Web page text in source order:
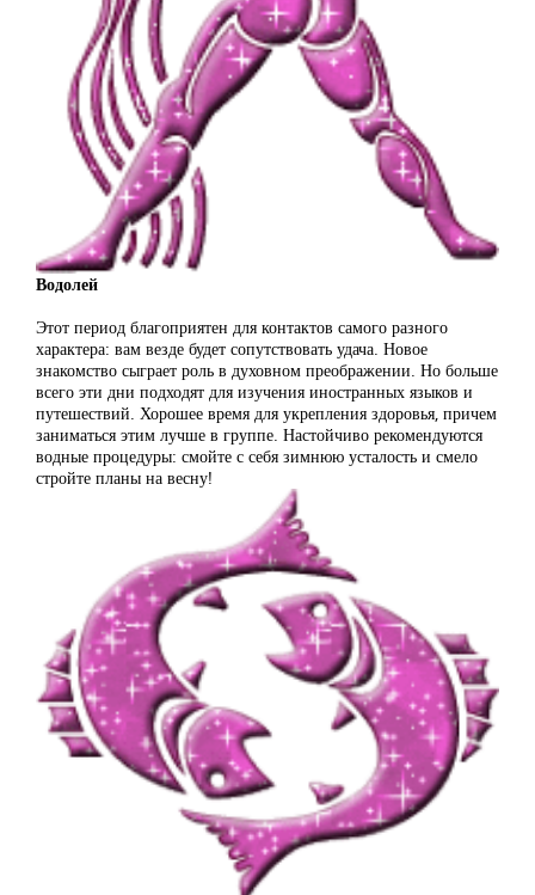
Водолей
Этот период благоприятен для контактов самого разного
характера: вам везде будет сопутствовать удача. Новое
знакомство сыграет роль в духовном преображении. Но больше
всего эти дни подходят для изучения иностранных языков и
путешествий. Хорошее время для укрепления здоровья, причем
заниматься этим лучше в группе. Настойчиво рекомендуются
водные процедуры: смойте с себя зимнюю усталость и смело
стройте планы на весну!